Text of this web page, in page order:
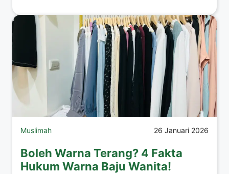
Muslimah 26 Januari 2026
Boleh Warna Terang? 4 Fakta
Hukum Warna Baju Wanita!